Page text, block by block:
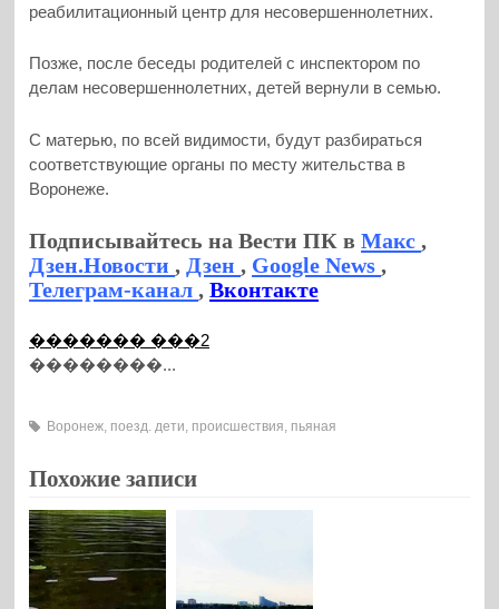
реабилитационный центр для несовершеннолетних.
Позже, после беседы родителей с инспектором по
делам несовершеннолетних, детей вернули в семью.
С матерью, по всей видимости, будут разбираться
соответствующие органы по месту жительства в
Воронеже.
Подписывайтесь на Вести ПК вМакс,
Дзен.Новости, Дзен, Google News,
Телеграм-канал,Вконтакте
������� ���2
��������...
Воронеж, поезд. дети, происшествия, пьяная
Похожие записи